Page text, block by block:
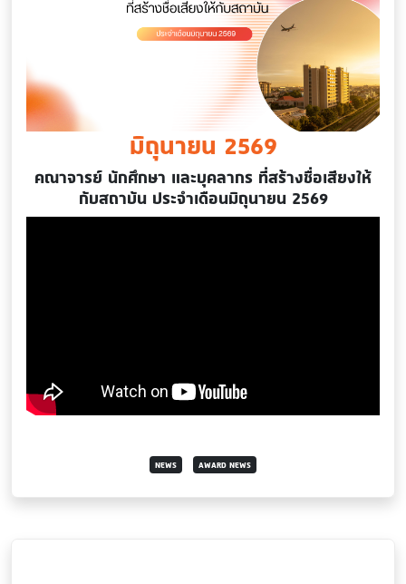
มิถุนายน 2569
คณาจารย์ นักศึกษา และบุคลากร ที่สร้างชื่อเสียงให้
กับสถาบัน ประจำเดือนมิถุนายน 2569
NEWS AWARD NEWS